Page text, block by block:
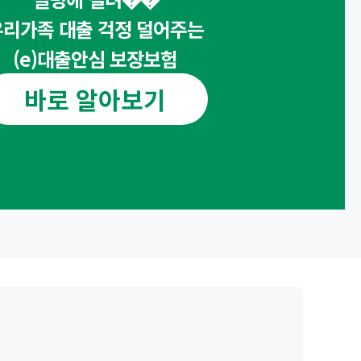
가족 대출 걱정 덜어주는
(e)대출안심 보장보험
바로 알아보기